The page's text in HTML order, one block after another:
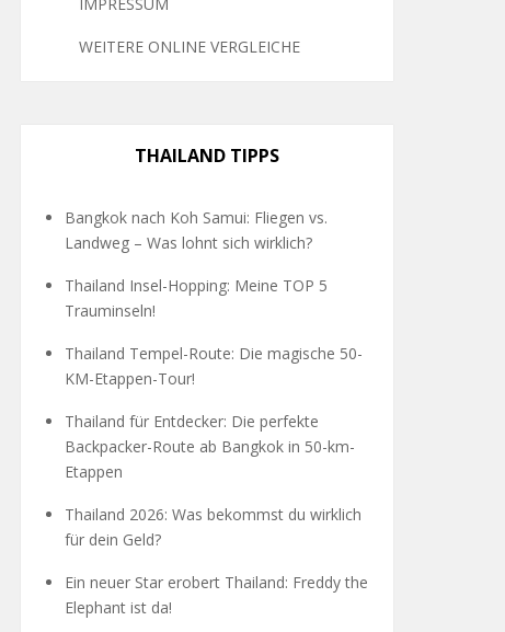
WEITERE ONLINE VERGLEICHE
THAILAND TIPPS
Bangkok nach Koh Samui: Fliegen vs.
Landweg – Was lohnt sich wirklich?
Thailand Insel-Hopping: Meine TOP 5
Trauminseln!
Thailand Tempel-Route: Die magische 50-
KM-Etappen-Tour!
Thailand für Entdecker: Die perfekte
Backpacker-Route ab Bangkok in 50-km-
Etappen
Thailand 2026: Was bekommst du wirklich
für dein Geld?
Ein neuer Star erobert Thailand: Freddy the
Elephant ist da!